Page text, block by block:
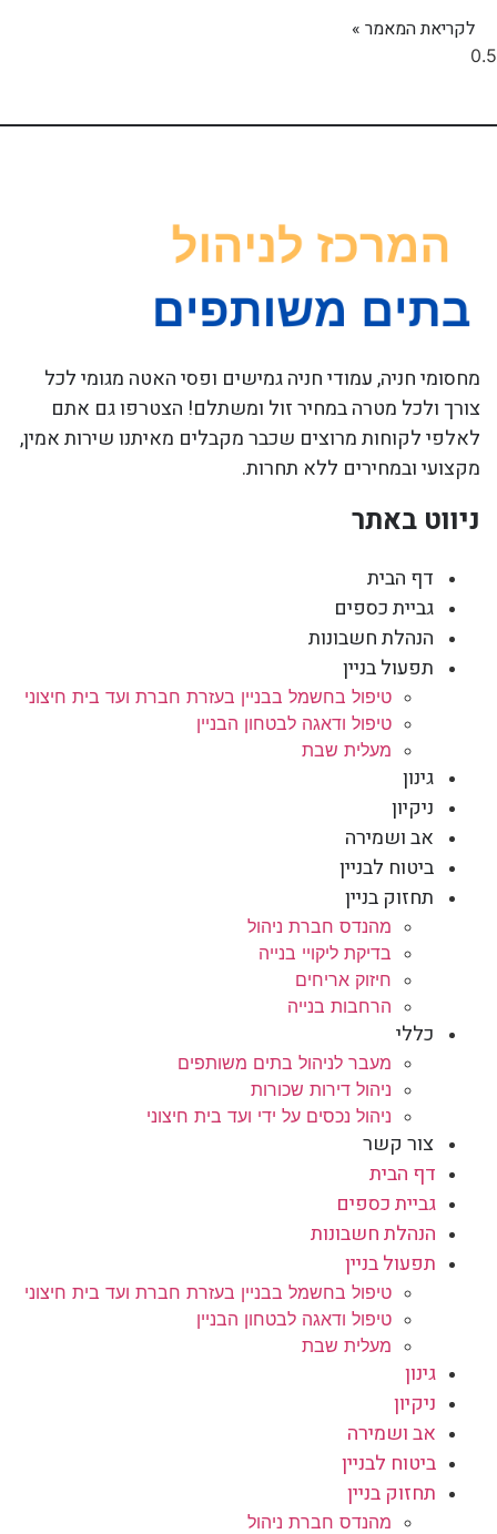
לקריאת המאמר »
מחסומי חניה, עמודי חניה גמישים ופסי האטה מגומי לכל
צורך ולכל מטרה במחיר זול ומשתלם! הצטרפו גם אתם
לאלפי לקוחות מרוצים שכבר מקבלים מאיתנו שירות אמין,
מקצועי ובמחירים ללא תחרות.
ניווט באתר
דף הבית
גביית כספים
הנהלת חשבונות
תפעול בניין
טיפול בחשמל בבניין בעזרת חברת ועד בית חיצוני
טיפול ודאגה לבטחון הבניין
מעלית שבת
גינון
ניקיון
אב ושמירה
ביטוח לבניין
תחזוק בניין
מהנדס חברת ניהול
בדיקת ליקויי בנייה
חיזוק אריחים
הרחבות בנייה
כללי
מעבר לניהול בתים משותפים
ניהול דירות שכורות
ניהול נכסים על ידי ועד בית חיצוני
צור קשר
דף הבית
גביית כספים
הנהלת חשבונות
תפעול בניין
טיפול בחשמל בבניין בעזרת חברת ועד בית חיצוני
טיפול ודאגה לבטחון הבניין
מעלית שבת
גינון
ניקיון
אב ושמירה
ביטוח לבניין
תחזוק בניין
מהנדס חברת ניהול